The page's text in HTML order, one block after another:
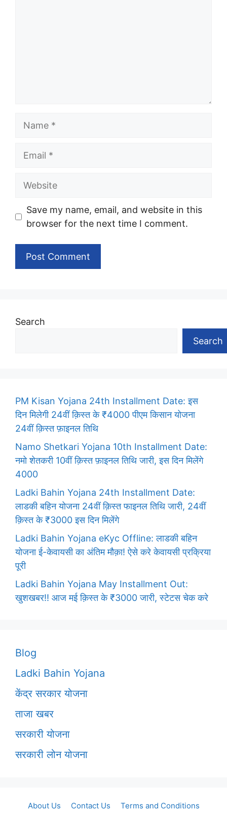
Name
Email
Website
Save my name, email, and website in this
browser for the next time I comment.
Search
Search
PM Kisan Yojana 24th Installment Date: इस
दिन मिलेगी 24वीं क़िस्त के ₹4000 पीएम किसान योजना
24वीं क़िस्त फ़ाइनल तिथि
Namo Shetkari Yojana 10th Installment Date:
नमो शेतकरी 10वीं क़िस्त फ़ाइनल तिथि जारी, इस दिन मिलेंगे
4000
Ladki Bahin Yojana 24th Installment Date:
लाडकी बहिन योजना 24वीं क़िस्त फाइनल तिथि जारी, 24वीं
क़िस्त के ₹3000 इस दिन मिलेंगे
Ladki Bahin Yojana eKyc Offline: लाडकी बहिन
योजना ई-केवायसी का अंतिम मौक़ा! ऐसे करे केवायसी प्रक्रिया
पूरी
Ladki Bahin Yojana May Installment Out:
खुशखबर!! आज मई क़िस्त के ₹3000 जारी, स्टेटस चेक करे
Blog
Ladki Bahin Yojana
केंद्र सरकार योजना
ताजा खबर
सरकारी योजना
सरकारी लोन योजना
About Us Contact Us Terms and Conditions